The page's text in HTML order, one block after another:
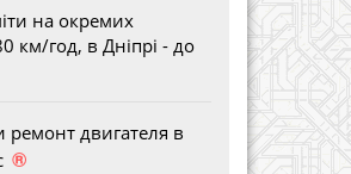
на окремих
км/год, в Дніпрі - до
ремонт двигателя в
®